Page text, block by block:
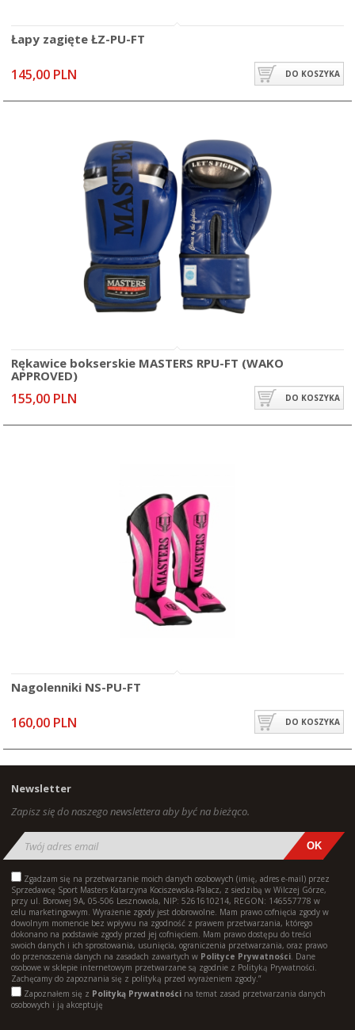
Łapy zagięte ŁZ-PU-FT
145,00 PLN DO KOSZYKA
Rękawice bokserskie MASTERS RPU-FT (WAKO
APPROVED)
155,00 PLN DO KOSZYKA
Nagolenniki NS-PU-FT
160,00 PLN DO KOSZYKA
Newsletter
Zapisz się do naszego newslettera aby być na bieżąco.
Zgadzam się na przetwarzanie moich danych osobowych (imię, adres e-mail) przez
Sprzedawcę Sport Masters Katarzyna Kociszewska-Palacz, z siedzibą w Wilczej Górze,
przy ul. Borowej 9A, 05-506 Lesznowola, NIP: 5261610214, REGON: 146557778 w
celu marketingowym. Wyrażenie zgody jest dobrowolne. Mam prawo cofnięcia zgody w
dowolnym momencie bez wpływu na zgodność z prawem przetwarzania, którego
dokonano na podstawie zgody przed jej cofnięciem. Mam prawo dostępu do treści
swoich danych i ich sprostowania, usunięcia, ograniczenia przetwarzania, oraz prawo
do przenoszenia danych na zasadach zawartych w Polityce Prywatności. Dane
osobowe w sklepie internetowym przetwarzane są zgodnie z Polityką Prywatności.
Zachęcamy do zapoznania się z polityką przed wyrażeniem zgody.”
Zapoznałem się z Polityką Prywatności na temat zasad przetwarzania danych
osobowych i ją akceptuję